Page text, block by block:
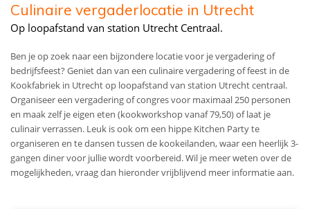
Culinaire vergaderlocatie in Utrecht
Op loopafstand van station Utrecht Centraal.
Ben je op zoek naar een bijzondere locatie voor je vergadering of
bedrijfsfeest? Geniet dan van een culinaire vergadering of feest in de
Kookfabriek in Utrecht op loopafstand van station Utrecht centraal.
Organiseer een vergadering of congres voor maximaal 250 personen
en maak zelf je eigen eten (kookworkshop vanaf 79,50) of laat je
culinair verrassen. Leuk is ook om een hippe Kitchen Party te
organiseren en te dansen tussen de kookeilanden, waar een heerlijk 3-
gangen diner voor jullie wordt voorbereid. Wil je meer weten over de
mogelijkheden, vraag dan hieronder vrijblijvend meer informatie aan.